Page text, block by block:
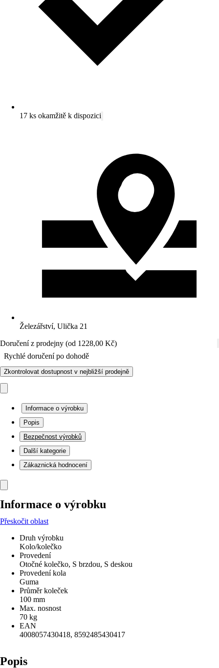
17 ks okamžitě k dispozici
Železářství, Ulička 21
Doručení z prodejny (od 1228,00 Kč)
Rychlé doručení po dohodě
Zkontrolovat dostupnost v nejbližší prodejně
Informace o výrobku
Popis
Bezpečnost výrobků
Další kategorie
Zákaznická hodnocení
Informace o výrobku
Přeskočit oblast
Druh výrobku
Kolo/kolečko
Provedení
Otočné kolečko, S brzdou, S deskou
Provedení kola
Guma
Průměr koleček
100 mm
Max. nosnost
70 kg
EAN
4008057430418, 8592485430417
Popis